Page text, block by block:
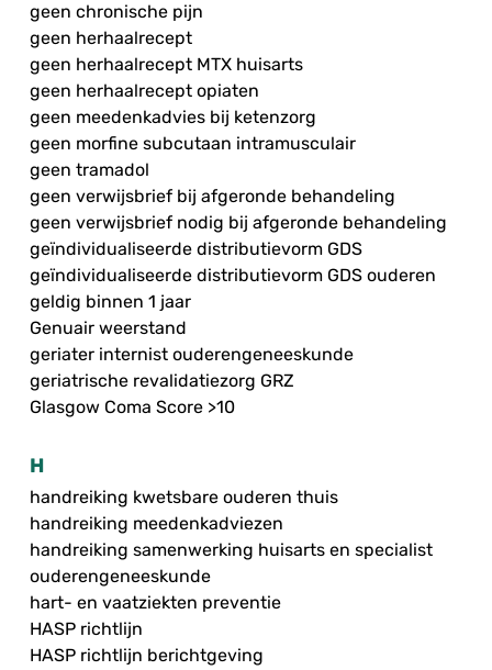
geen chronische pijn
geen herhaalrecept
geen herhaalrecept MTX huisarts
geen herhaalrecept opiaten
geen meedenkadvies bij ketenzorg
geen morfine subcutaan intramusculair
geen tramadol
geen verwijsbrief bij afgeronde behandeling
geen verwijsbrief nodig bij afgeronde behandeling
geïndividualiseerde distributievorm GDS
geïndividualiseerde distributievorm GDS ouderen
geldig binnen 1 jaar
Genuair weerstand
geriater internist ouderengeneeskunde
geriatrische revalidatiezorg GRZ
Glasgow Coma Score >10
H
handreiking kwetsbare ouderen thuis
handreiking meedenkadviezen
handreiking samenwerking huisarts en specialist
ouderengeneeskunde
hart- en vaatziekten preventie
HASP richtlijn
HASP richtlijn berichtgeving